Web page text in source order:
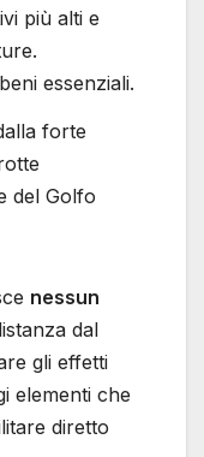
più alti e
essenziali.
forte
del Golfo
nessun
dal
gli effetti
elementi che
diretto